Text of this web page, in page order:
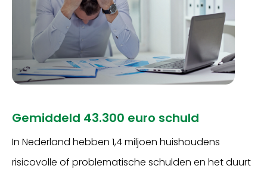
Inloggen
Gemiddeld 43.300 euro schuld
In Nederland hebben 1,4 miljoen huishoudens
risicovolle of problematische schulden en het duurt